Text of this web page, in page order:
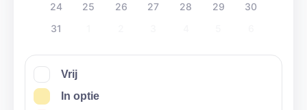
24
25 26 27 28 29
30
31
Vrij
In optie